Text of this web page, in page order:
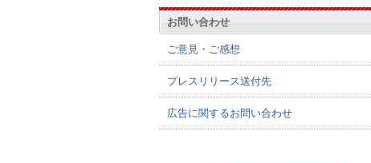
お問い合わせ
ご意見・ご感想
プレスリリース送付先
広告に関するお問い合わせ